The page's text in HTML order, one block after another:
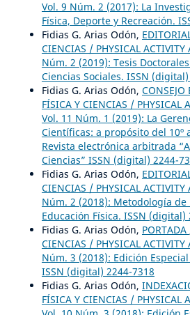
Vol. 9 Núm. 2 (2017): La
Física, Deporte y Recreación.
Fidias G. Arias Odón,
CIENCIAS / PHYSICAL ACTIVITY
Núm. 2 (2019): Tesis
Ciencias Sociales. ISSN
Fidias G. Arias Odón, CONSEJO
FÍSICA Y CIENCIAS / PHYSICAL
Vol. 11 Núm. 1 (2019): La
Científicas: a propósito del 10º
Revista electrónica arbitrada
Ciencias” ISSN (digital) 2244-
Fidias G. Arias Odón,
CIENCIAS / PHYSICAL
Núm. 2 (2018): Metodología
Educación Física. ISSN (digital)
Fidias G. Arias Odón, PORTADA
CIENCIAS / PHYSICAL
Núm. 3 (2018): Edición
ISSN (digital) 2244-7318
Fidias G. Arias Odón,
FÍSICA Y CIENCIAS / PHYSICAL